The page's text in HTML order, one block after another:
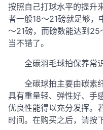
按照自己打球水平的提升
者一般18～21磅就足够，
～21磅，而磅数能达到
当不错了。
全碳羽毛球拍保养常
全碳球拍主要由碳素
具有重量轻、弹性好、手
优良性能得以充分发挥。
时间。在购买之后，请按